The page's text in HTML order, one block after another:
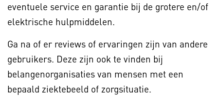
eventuele service en garantie bij de grotere en/of
elektrische hulpmiddelen.
Ga na of er reviews of ervaringen zijn van andere
gebruikers. Deze zijn ook te vinden bij
belangenorganisaties van mensen met een
bepaald ziektebeeld of zorgsituatie.